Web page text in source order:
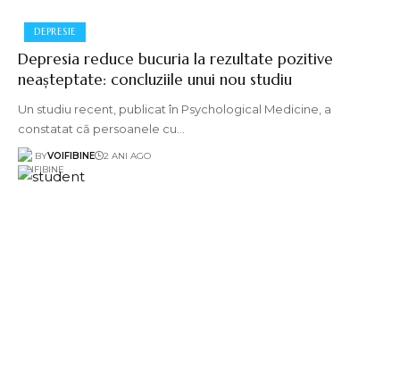
DEPRESIE
Depresia reduce bucuria la rezultate pozitive
neașteptate: concluziile unui nou studiu
Un studiu recent, publicat în Psychological Medicine, a
constatat că persoanele cu…
BYVOIFIBINE 2 ANI AGO